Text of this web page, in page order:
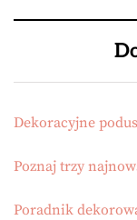
Dekoracyjne
Poznaj trzy
Poradnik